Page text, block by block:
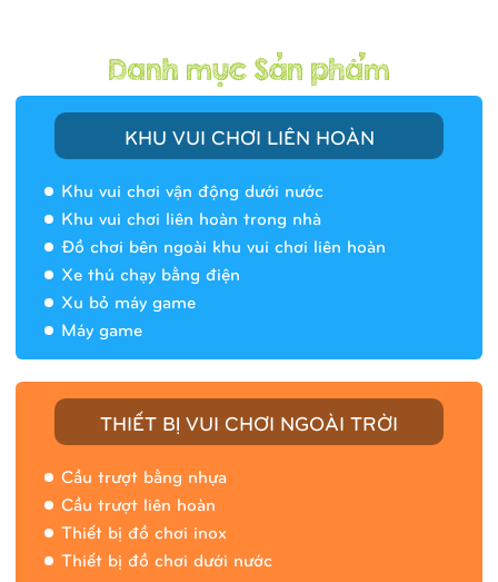
KHU VUI CHƠI LIÊN HOÀN
Khu vui chơi vận động dưới nước
Khu vui chơi liên hoàn trong nhà
Đồ chơi bên ngoài khu vui chơi liên hoàn
Xe thú chạy bằng điện
Xu bỏ máy game
Máy game
THIẾT BỊ VUI CHƠI NGOÀI TRỜI
Cầu trượt bằng nhựa
Cầu trượt liên hoàn
Thiết bị đồ chơi inox
Thiết bị đồ chơi dưới nước